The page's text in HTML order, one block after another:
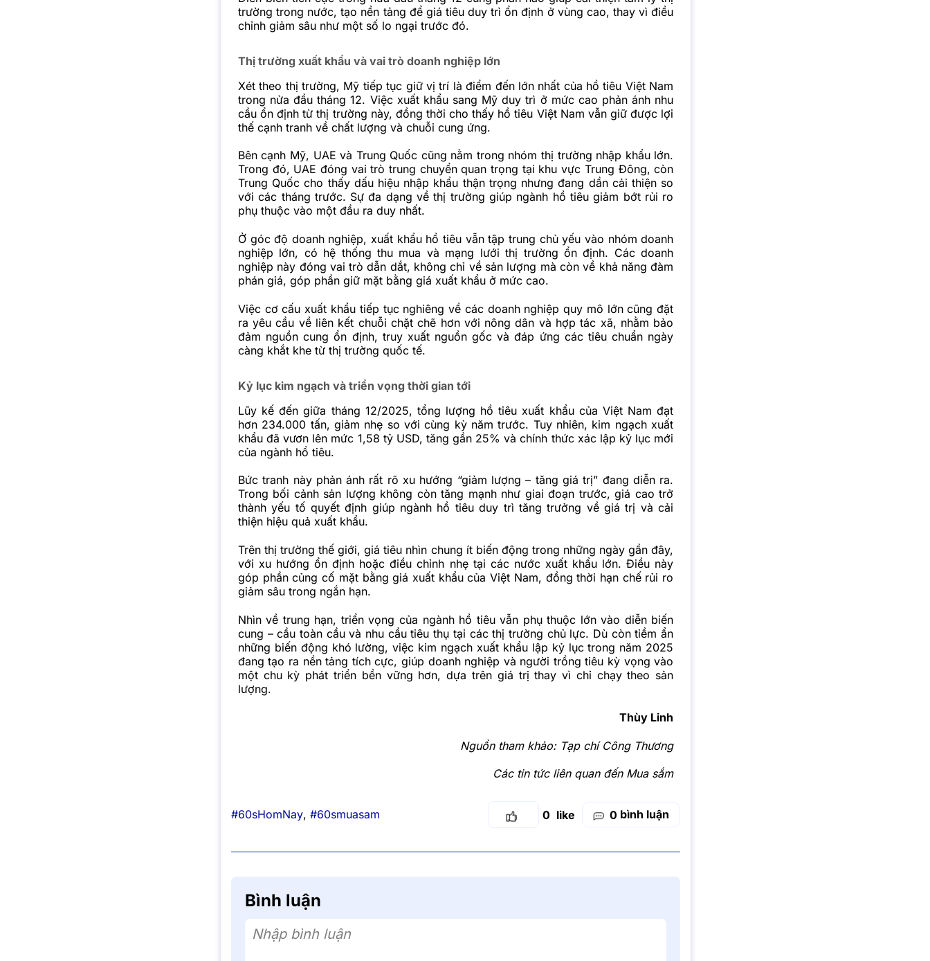
trường trong nước, tạo nền tảng để giá tiêu duy trì ổn định ở vùng cao, thay vì điều
chỉnh giảm sâu như một số lo ngại trước đó.
Thị trường xuất khẩu và vai trò doanh nghiệp lớn
Xét theo thị trường, Mỹ tiếp tục giữ vị trí là điểm đến lớn nhất của hồ tiêu Việt Nam
trong nửa đầu tháng 12. Việc xuất khẩu sang Mỹ duy trì ở mức cao phản ánh nhu
cầu ổn định từ thị trường này, đồng thời cho thấy hồ tiêu Việt Nam vẫn giữ được lợi
thế cạnh tranh về chất lượng và chuỗi cung ứng.
Bên cạnh Mỹ, UAE và Trung Quốc cũng nằm trong nhóm thị trường nhập khẩu lớn.
Trong đó, UAE đóng vai trò trung chuyển quan trọng tại khu vực Trung Đông, còn
Trung Quốc cho thấy dấu hiệu nhập khẩu thận trọng nhưng đang dần cải thiện so
với các tháng trước. Sự đa dạng về thị trường giúp ngành hồ tiêu giảm bớt rủi ro
phụ thuộc vào một đầu ra duy nhất.
Ở góc độ doanh nghiệp, xuất khẩu hồ tiêu vẫn tập trung chủ yếu vào nhóm doanh
nghiệp lớn, có hệ thống thu mua và mạng lưới thị trường ổn định. Các doanh
nghiệp này đóng vai trò dẫn dắt, không chỉ về sản lượng mà còn về khả năng đàm
phán giá, góp phần giữ mặt bằng giá xuất khẩu ở mức cao.
Việc cơ cấu xuất khẩu tiếp tục nghiêng về các doanh nghiệp quy mô lớn cũng đặt
ra yêu cầu về liên kết chuỗi chặt chẽ hơn với nông dân và hợp tác xã, nhằm bảo
đảm nguồn cung ổn định, truy xuất nguồn gốc và đáp ứng các tiêu chuẩn ngày
càng khắt khe từ thị trường quốc tế.
Kỷ lục kim ngạch và triển vọng thời gian tới
Lũy kế đến giữa tháng 12/2025, tổng lượng hồ tiêu xuất khẩu của Việt Nam đạt
hơn 234.000 tấn, giảm nhẹ so với cùng kỳ năm trước. Tuy nhiên, kim ngạch xuất
khẩu đã vươn lên mức 1,58 tỷ USD, tăng gần 25% và chính thức xác lập kỷ lục mới
của ngành hồ tiêu.
Bức tranh này phản ánh rất rõ xu hướng “giảm lượng – tăng giá trị” đang diễn ra.
Trong bối cảnh sản lượng không còn tăng mạnh như giai đoạn trước, giá cao trở
thành yếu tố quyết định giúp ngành hồ tiêu duy trì tăng trưởng về giá trị và cải
thiện hiệu quả xuất khẩu.
Trên thị trường thế giới, giá tiêu nhìn chung ít biến động trong những ngày gần đây,
với xu hướng ổn định hoặc điều chỉnh nhẹ tại các nước xuất khẩu lớn. Điều này
góp phần củng cố mặt bằng giá xuất khẩu của Việt Nam, đồng thời hạn chế rủi ro
giảm sâu trong ngắn hạn.
Nhìn về trung hạn, triển vọng của ngành hồ tiêu vẫn phụ thuộc lớn vào diễn biến
cung – cầu toàn cầu và nhu cầu tiêu thụ tại các thị trường chủ lực. Dù còn tiềm ẩn
những biến động khó lường, việc kim ngạch xuất khẩu lập kỷ lục trong năm 2025
đang tạo ra nền tảng tích cực, giúp doanh nghiệp và người trồng tiêu kỳ vọng vào
một chu kỳ phát triển bền vững hơn, dựa trên giá trị thay vì chỉ chạy theo sản
lượng.
Thùy Linh
Nguồn tham khảo: Tạp chí Công Thương
Các tin tức liên quan đến Mua sắm
#60sHomNay, #60smuasam 0 0 bình luận
Bình luận
Nhập bình luận